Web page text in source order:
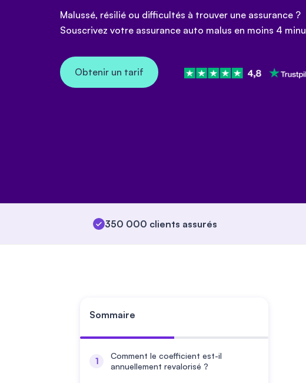
Malussé, résilié ou difficultés à trouver une assurance ?
Souscrivez votre assurance auto malus en moins 4
Obtenir un tarif
350 000 clients assurés
Sommaire
Comment le coefficient est-il
annuellement revalorisé ?